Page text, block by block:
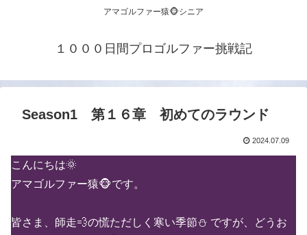
アマゴルファー猿🐵シニア
１０００日間プロゴルファー挑戦記
Season1 第１６章 初めてのラウンド
2024.07.09
こんにちは🌞
アマゴルファー猿🐵です。
皆さま、師走💨の慌ただしく寒い季節⛄ ですが、どうお